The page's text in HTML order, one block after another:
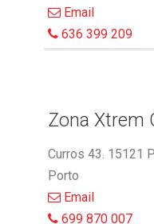
Email
636 399 209
Zona Xtrem
Curros 43. 15121
Porto
Email
699 870 007